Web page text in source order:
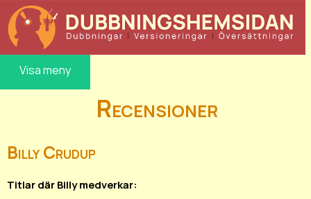
Visa meny
Recensioner
Billy Crudup
Titlar där Billy medverkar: